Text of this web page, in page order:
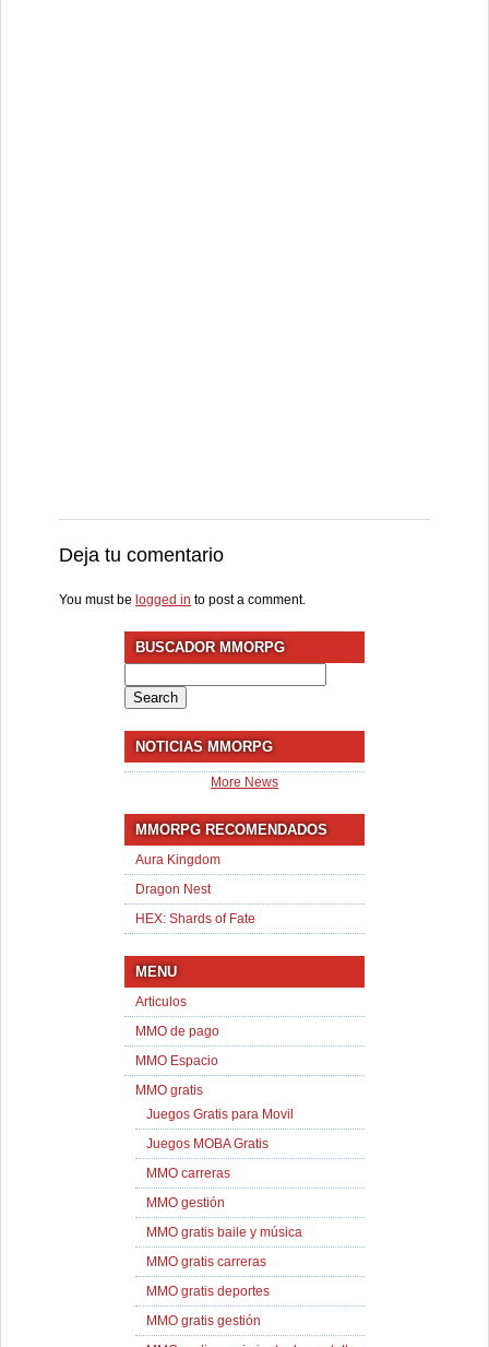
Deja tu comentario
You must be logged in to post a comment.
BUSCADOR MMORPG
for:
NOTICIAS MMORPG
More News
MMORPG RECOMENDADOS
Aura Kingdom
Dragon Nest
HEX: Shards of Fate
MENU
Articulos
MMO de pago
MMO Espacio
MMO gratis
Juegos Gratis para Movil
Juegos MOBA Gratis
MMO carreras
MMO gestión
MMO gratis baile y música
MMO gratis carreras
MMO gratis deportes
MMO gratis gestión